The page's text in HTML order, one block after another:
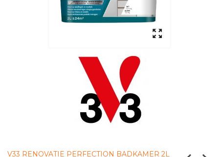
V33 RENOVATIE PERFECTION BADKAMER 2L